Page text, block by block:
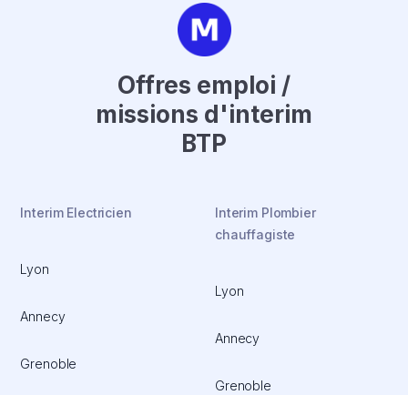
Offres emploi /
missions d'interim
BTP
Interim Electricien
Lyon
Annecy
Grenoble
Interim Plombier
chauffagiste
Lyon
Annecy
Grenoble